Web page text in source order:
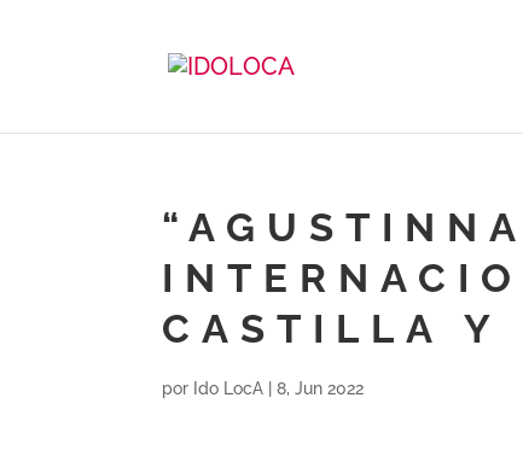
CASTILLA Y
por Ido LocA |8, Jun 2022